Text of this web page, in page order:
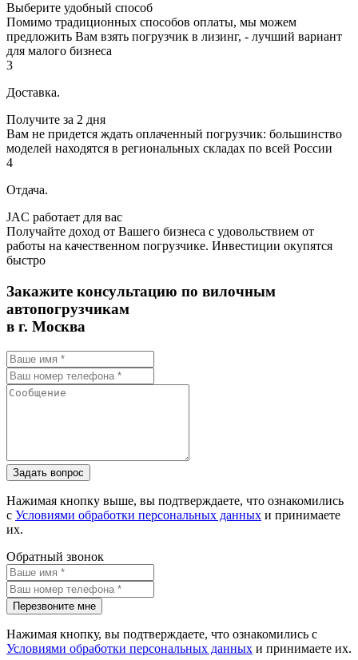
Выберите удобный способ
Помимо традиционных способов оплаты, мы можем
предложить Вам взять погрузчик в лизинг, - лучший вариант
для малого бизнеса
3
Доставка.
Получите за 2 дня
Вам не придется ждать оплаченный погрузчик: большинство
моделей находятся в региональных складах по всей России
4
Отдача.
JAC работает для вас
Получайте доход от Вашего бизнеса с удовольствием от
работы на качественном погрузчике. Инвестиции окупятся
быстро
Закажите консультацию по вилочным
автопогрузчикам
в г. Москва
Задать вопрос
Нажимая кнопку выше, вы подтверждаете, что ознакомились
с Условиями обработки персональных данных и принимаете
их.
Обратный звонок
Перезвоните мне
Нажимая кнопку, вы подтверждаете, что ознакомились с
Условиями обработки персональных данных и принимаете их.